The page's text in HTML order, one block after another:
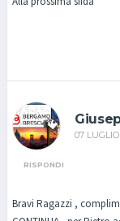
07
RISPONDI
Bravi Ragazzi ,